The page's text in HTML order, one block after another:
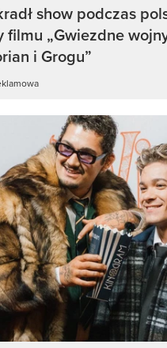
show podczas
filmu „Gwiezdne
i Grogu”